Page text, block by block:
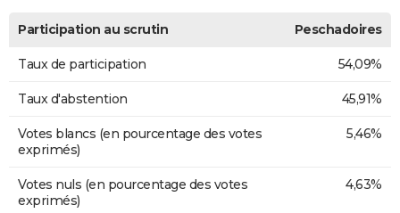
Bricolage
Television
Participation au scrutin Peschadoires
Taux de participation 54,09%
Taux d'abstention 45,91%
Votes blancs (en pourcentage des votes
exprimés)
5,46%
Votes nuls (en pourcentage des votes
exprimés)
4,63%